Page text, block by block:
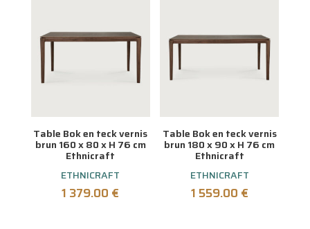
Table Bok en teck vernis
brun 160 x 80 x H 76 cm
Ethnicraft
ETHNICRAFT
1 379.00 €
Table Bok en teck vernis
brun 180 x 90 x H 76 cm
Ethnicraft
ETHNICRAFT
1 559.00 €